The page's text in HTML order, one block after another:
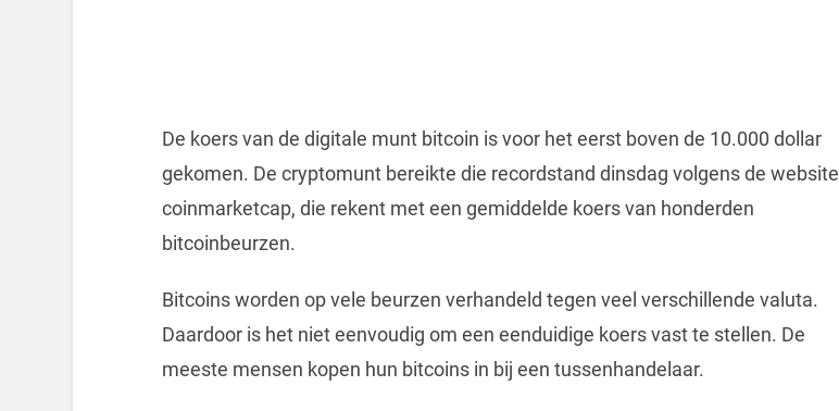
De koers van de digitale munt bitcoin is voor het eerst boven de 10.000 dollar
gekomen. De cryptomunt bereikte die recordstand dinsdag volgens de website
coinmarketcap, die rekent met een gemiddelde koers van honderden
bitcoinbeurzen.
Bitcoins worden op vele beurzen verhandeld tegen veel verschillende valuta.
Daardoor is het niet eenvoudig om een eenduidige koers vast te stellen. De
meeste mensen kopen hun bitcoins in bij een tussenhandelaar.